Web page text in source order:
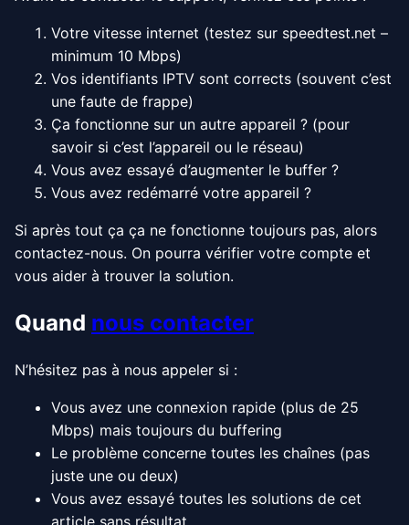
Votre vitesse internet (testez sur speedtest.net –
minimum 10 Mbps)
Vos identifiants IPTV sont corrects (souvent c’est
une faute de frappe)
Ça fonctionne sur un autre appareil ? (pour
savoir si c’est l’appareil ou le réseau)
Vous avez essayé d’augmenter le buffer ?
Vous avez redémarré votre appareil ?
Si après tout ça ça ne fonctionne toujours pas, alors
contactez-nous. On pourra vérifier votre compte et
vous aider à trouver la solution.
Quand nous contacter
N’hésitez pas à nous appeler si :
Vous avez une connexion rapide (plus de 25
Mbps) mais toujours du buffering
Le problème concerne toutes les chaînes (pas
juste une ou deux)
Vous avez essayé toutes les solutions de cet
article sans résultat